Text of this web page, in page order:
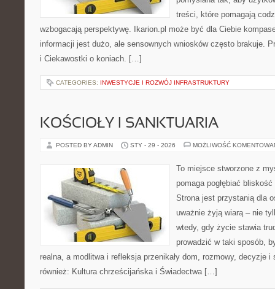
treści, które pomagają
wzbogacają perspektywę. Ikarion.pl może być dla Ciebie
informacji jest dużo, ale sensownych wniosków często brakuje.
i Ciekawostki o koniach. […]
CATEGORIES: INWESTYCJE I ROZWÓJ INFRASTRUKTURY
KOŚCIOŁY I SANKTUARIA
POSTED BY ADMIN STY - 29 - 2026 MOŻLIWOŚĆ
To miejsce stworzone z
pomaga pogłębiać
Strona jest przystanią dla
uważnie żyją wiarą – nie
wtedy, gdy życie stawia
prowadzić w taki sposób,
realna, a modlitwa i refleksja przenikały dom, rozmowy, decyzje
również: Kultura chrześcijańska i Świadectwa […]